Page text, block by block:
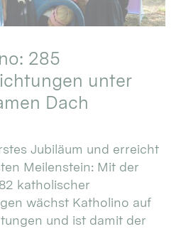
285
unter
Dach
Jubiläum und erreicht
Meilenstein: Mit der
katholischer
wächst Katholino auf
und ist damit der